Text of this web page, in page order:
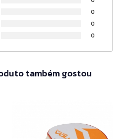
0
0
0
também gostou